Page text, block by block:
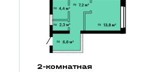
2-комнатная